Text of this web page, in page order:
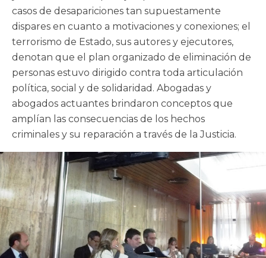
casos de desapariciones tan supuestamente
dispares en cuanto a motivaciones y conexiones; el
terrorismo de Estado, sus autores y ejecutores,
denotan que el plan organizado de eliminación de
personas estuvo dirigido contra toda articulación
política, social y de solidaridad. Abogadas y
abogados actuantes brindaron conceptos que
amplían las consecuencias de los hechos
criminales y su reparación a través de la Justicia.